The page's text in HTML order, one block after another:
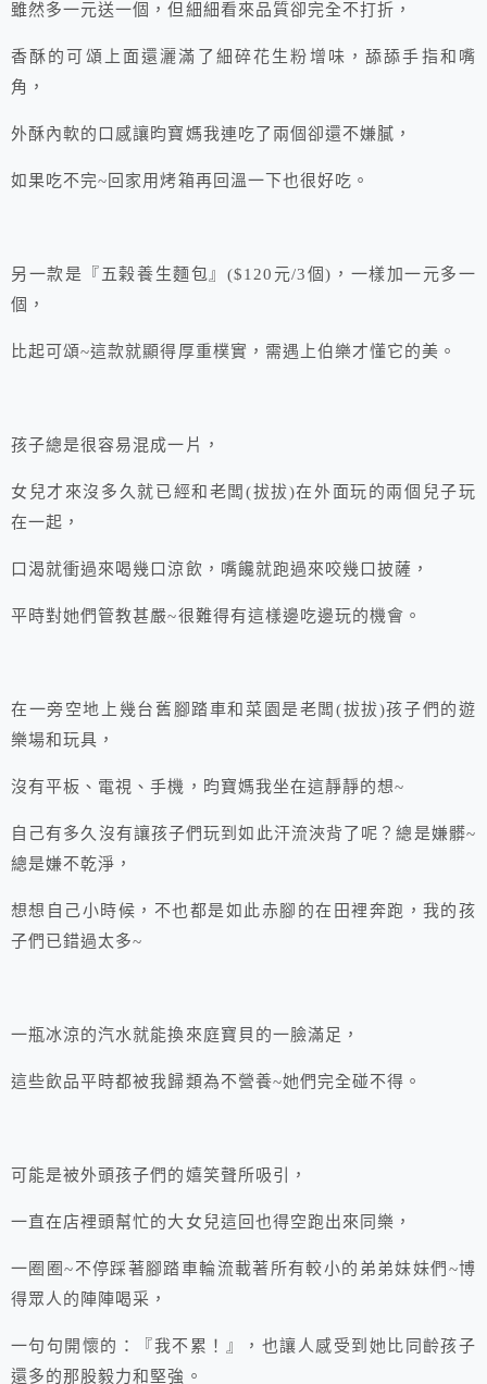
雖然多一元送一個，但細細看來品質卻完全不打折，
香酥的可頌上面還灑滿了細碎花生粉增味，舔舔手指和嘴
角，
外酥內軟的口感讓昀寶媽我連吃了兩個卻還不嫌膩，
如果吃不完~回家用烤箱再回溫一下也很好吃。
另一款是『五榖養生麵包』($120元/3個)，一樣加一元多一
個，
比起可頌~這款就顯得厚重樸實，需遇上伯樂才懂它的美。
孩子總是很容易混成一片，
女兒才來沒多久就已經和老闆(拔拔)在外面玩的兩個兒子玩
在一起，
口渴就衝過來喝幾口涼飲，嘴饞就跑過來咬幾口披薩，
平時對她們管教甚嚴~很難得有這樣邊吃邊玩的機會。
在一旁空地上幾台舊腳踏車和菜園是老闆(拔拔)孩子們的遊
樂場和玩具，
沒有平板、電視、手機，昀寶媽我坐在這靜靜的想~
自己有多久沒有讓孩子們玩到如此汗流浹背了呢？總是嫌髒~
總是嫌不乾淨，
想想自己小時候，不也都是如此赤腳的在田裡奔跑，我的孩
子們已錯過太多~
一瓶冰涼的汽水就能換來庭寶貝的一臉滿足，
這些飲品平時都被我歸類為不營養~她們完全碰不得。
可能是被外頭孩子們的嬉笑聲所吸引，
一直在店裡頭幫忙的大女兒這回也得空跑出來同樂，
一圈圈~不停踩著腳踏車輪流載著所有較小的弟弟妹妹們~博
得眾人的陣陣喝采，
一句句開懷的：『我不累！』，也讓人感受到她比同齡孩子
還多的那股毅力和堅強。